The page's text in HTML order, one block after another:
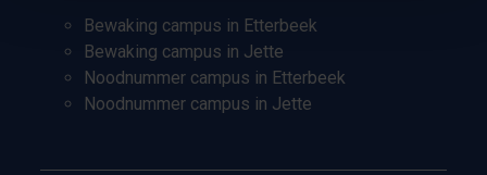
Bewaking campus in Etterbeek
Bewaking campus in Jette
Noodnummer campus in Etterbeek
Noodnummer campus in Jette